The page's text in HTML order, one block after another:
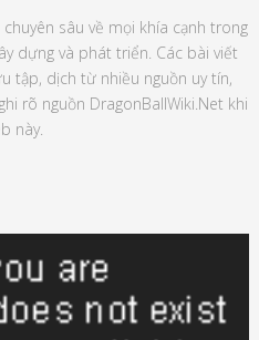
sâu về mọi khía cạnh trong
dựng và phát triển. Các bài viết
tập, dịch từ nhiều nguồn uy tín,
rõ nguồn DragonBallWiki.Net khi
này.